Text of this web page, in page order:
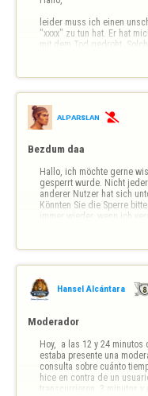
leider muss ich einen
"xxxx" zu tun hat. Er hat
mit dem Tod gedroht.
Vielleicht kann dieser
das in Anbetracht der
ᴀʟᴘᴀʀsʟᴀɴ 
Bezdum daa
Hallo, ich möchte gerne
gesperrt wurde. Nicht
anderer Nutzer hat sich
Könnten Sie die Sperre
immer wieder, wenn ich
Hansel Alcántara
Moderador
Hoy,  a las 12 y 24
estaba presente una
consulta sobre cuánto
hice en contra de un
transcurrieron  3 minutos y